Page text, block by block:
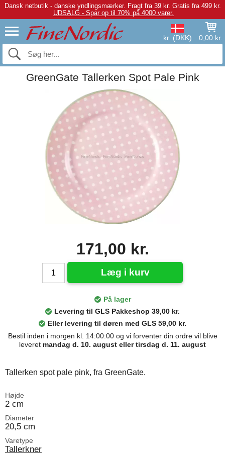
Dansk netbutik - danske yndlingsmærker. Fragt fra 39 kr. Gratis fra 499 kr.
UDSALG - Spar op til 70% på 4000 varer.
kr. (DKK) 0,00 kr.
GreenGate Tallerken Spot Pale Pink
171,00 kr.
Læg i kurv
På lager
Levering til GLS Pakkeshop 39,00 kr.
Eller levering til døren med GLS 59,00 kr.
Bestil inden i morgen kl. 14:00:00 og vi forventer din ordre vil blive
leveret mandag d. 10. august eller tirsdag d. 11. august
Tallerken spot pale pink, fra GreenGate.
Højde
2 cm
Diameter
20,5 cm
Varetype
Tallerkner